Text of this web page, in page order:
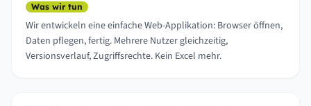
Was wir tun
Wir entwickeln eine einfache Web-Applikation: Browser öffnen,
Daten pflegen, fertig. Mehrere Nutzer gleichzeitig,
Versionsverlauf, Zugriffsrechte. Kein Excel mehr.